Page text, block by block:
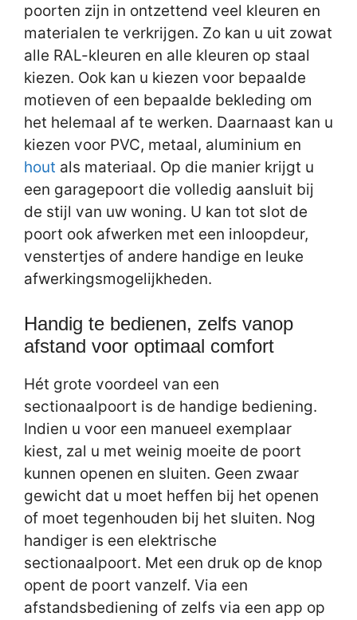
poorten zijn in ontzettend veel kleuren en
materialen te verkrijgen. Zo kan u uit zowat
alle RAL-kleuren en alle kleuren op staal
kiezen. Ook kan u kiezen voor bepaalde
motieven of een bepaalde bekleding om
het helemaal af te werken. Daarnaast kan u
kiezen voor PVC, metaal, aluminium en
hout als materiaal. Op die manier krijgt u
een garagepoort die volledig aansluit bij
de stijl van uw woning. U kan tot slot de
poort ook afwerken met een inloopdeur,
venstertjes of andere handige en leuke
afwerkingsmogelijkheden.
Handig te bedienen, zelfs vanop
afstand voor optimaal comfort
Hét grote voordeel van een
sectionaalpoort is de handige bediening.
Indien u voor een manueel exemplaar
kiest, zal u met weinig moeite de poort
kunnen openen en sluiten. Geen zwaar
gewicht dat u moet heffen bij het openen
of moet tegenhouden bij het sluiten. Nog
handiger is een elektrische
sectionaalpoort. Met een druk op de knop
opent de poort vanzelf. Via een
afstandsbediening of zelfs via een app op